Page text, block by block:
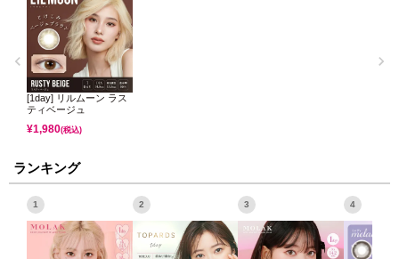
[1day] リルムーン ラス
ティベージュ
¥1,980(税込)
ランキング
1 2 3 4